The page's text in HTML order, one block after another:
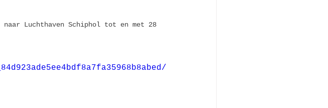
Luchthaven Schiphol tot en met 28